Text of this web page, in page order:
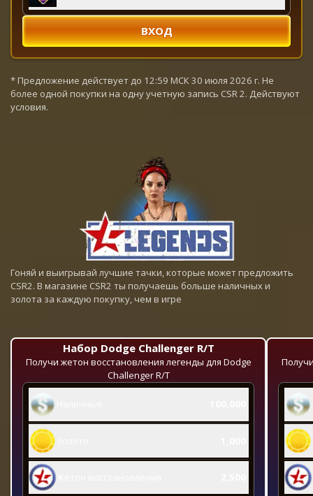
ВХОД
* Предложение действует до 12:59 МСК 30 июля 2026 г. Не
более одной покупки на одну учетную запись CSR 2. Действуют
условия.
Гоняй и выигрывай лучшие тачки, которые может предложить
CSR2. В магазине CSR2 ты получаешь больше наличных и
золота за каждую покупку, чем в игре
Набор Dodge Challenger R/T
Получи жетон восстановления легенды для Dodge
Challenger R/T